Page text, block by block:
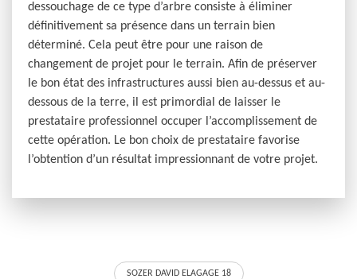
dessouchage de ce type d’arbre consiste à éliminer
définitivement sa présence dans un terrain bien
déterminé. Cela peut être pour une raison de
changement de projet pour le terrain. Afin de préserver
le bon état des infrastructures aussi bien au-dessus et au-
dessous de la terre, il est primordial de laisser le
prestataire professionnel occuper l’accomplissement de
cette opération. Le bon choix de prestataire favorise
l’obtention d’un résultat impressionnant de votre projet.
SOZER DAVID ELAGAGE 18